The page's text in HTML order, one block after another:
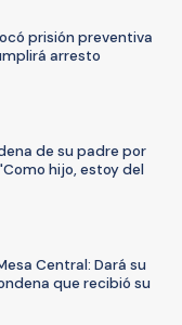
prisión preventiva
arresto
de su padre por
hijo, estoy del
Central: Dará su
que recibió su